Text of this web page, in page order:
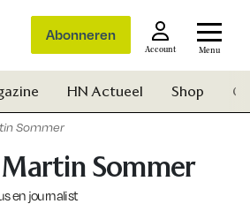
Abonneren
Account Menu
HN Actueel Shop
Sommer
Sommer
en journalist